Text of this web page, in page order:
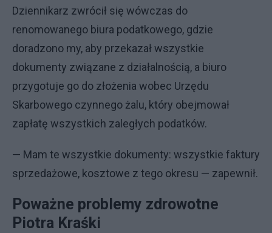
Dziennikarz zwrócił się wówczas do
renomowanego biura podatkowego, gdzie
doradzono my, aby przekazał wszystkie
dokumenty związane z działalnością, a biuro
przygotuje go do złożenia wobec Urzędu
Skarbowego czynnego żalu, który obejmował
zapłatę wszystkich zaległych podatków.
— Mam te wszystkie dokumenty: wszystkie faktury
sprzedażowe, kosztowe z tego okresu — zapewnił.
Poważne problemy zdrowotne
Piotra Kraśki